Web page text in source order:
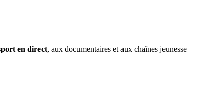
en direct, aux documentaires et aux chaînes jeunesse —